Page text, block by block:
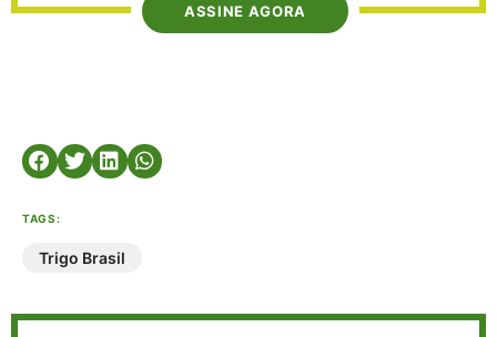
ASSINE AGORA
TAGS:
Trigo Brasil